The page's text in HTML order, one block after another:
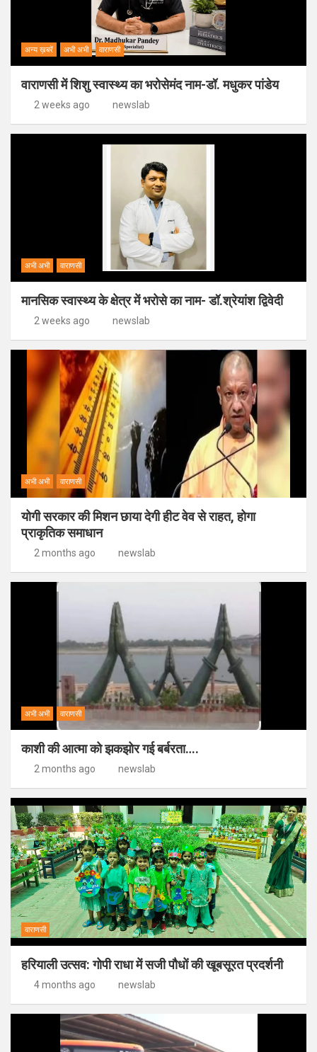
अन्य ख़बरें अभी अभी वाराणसी
वाराणसी में शिशु स्वास्थ्य का भरोसेमंद नाम-डॉ. मधुकर पांडेय
2 weeks ago newslab
अभी अभी वाराणसी
मानसिक स्वास्थ्य के क्षेत्र में भरोसे का नाम- डॉ.श्रेयांश द्विवेदी
2 weeks ago newslab
अभी अभी वाराणसी
योगी सरकार की मिशन छाया देगी हीट वेव से राहत, होगा
प्राकृतिक समाधान
2 months ago newslab
अभी अभी वाराणसी
काशी की आत्मा को झकझोर गई बर्बरता….
2 months ago newslab
वाराणसी
हरियाली उत्सव: गोपी राधा में सजी पौधों की खूबसूरत प्रदर्शनी
4 months ago newslab